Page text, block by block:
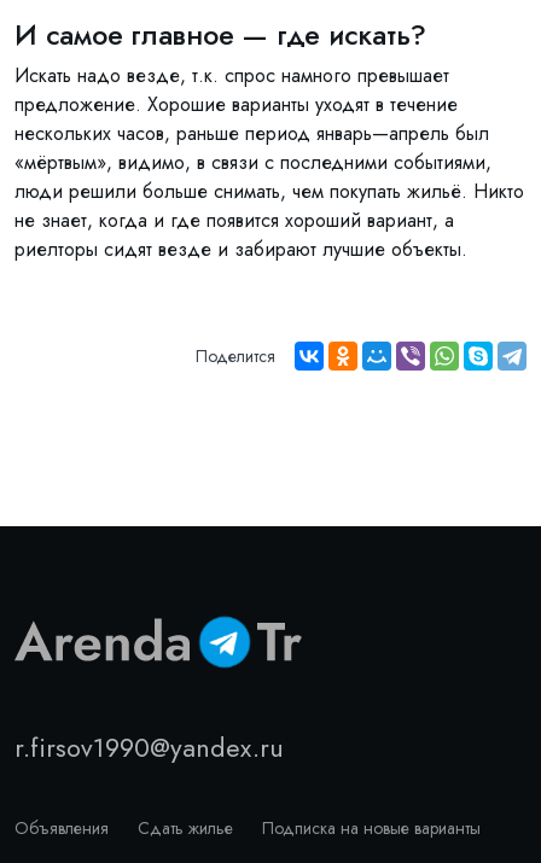
И самое главное — где искать?
Искать надо везде, т.к. спрос намного превышает
предложение. Хорошие варианты уходят в течение
нескольких часов, раньше период январь—апрель был
«мёртвым», видимо, в связи с последними событиями,
люди решили больше снимать, чем покупать жильё. Никто
не знает, когда и где появится хороший вариант, а
риелторы сидят везде и забирают лучшие объекты.
Поделится
r.firsov1990@yandex.ru
Объявления Сдать жилье
Подписка на новые варианты